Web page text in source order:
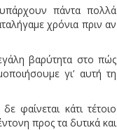
πάντα πολλά
χρόνια πριν αν
βαρύτητα στο πώς
γι’ αυτή τη
φαίνεται κάτι τέτοιο
προς τα δυτικά και